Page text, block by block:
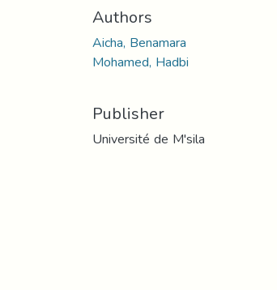
Authors
Aicha, Benamara
Mohamed, Hadbi
Publisher
Université de M'sila